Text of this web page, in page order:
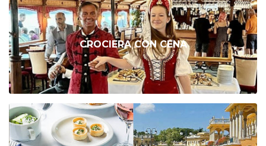
CROCIERA CON CENA